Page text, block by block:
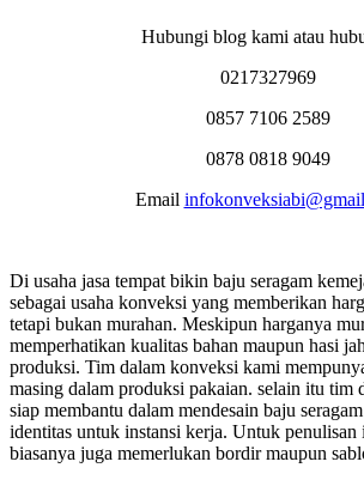
Hubungi blog kami atau
0217327969
0857 7106 2589
0878 0818 9049
Email
Di usaha jasa tempat bikin baju seragam
sebagai usaha konveksi yang memberikan
tetapi bukan murahan. Meskipun harganya
memperhatikan kualitas bahan maupun hasi
produksi. Tim dalam konveksi kami
masing dalam produksi pakaian. selain itu tim
siap membantu dalam mendesain baju
identitas untuk instansi kerja. Untuk penulisan
biasanya juga memerlukan bordir maupun